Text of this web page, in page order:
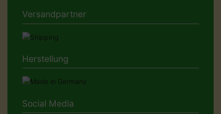
Versandpartner
Herstellung
Social Media